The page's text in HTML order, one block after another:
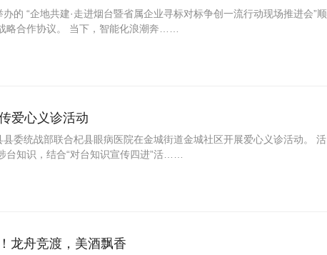
的 “企地共建·走进烟台暨省属企业寻标对标争创一流行动现场推进会”顺
略合作协议。 当下，智能化浪潮奔……
爱心义诊活动
委统战部联合杞县眼病医院在金城街道金城社区开展爱心义诊活动。 活
台知识，结合“对台知识宣传四进”活……
龙舟竞渡，美酒飘香